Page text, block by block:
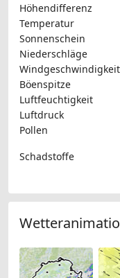
Höhendifferenz
Temperatur
Sonnenschein
Niederschläge
Windgeschwindigkeit
Böenspitze
Luftfeuchtigkeit
Luftdruck
Pollen
Schadstoffe